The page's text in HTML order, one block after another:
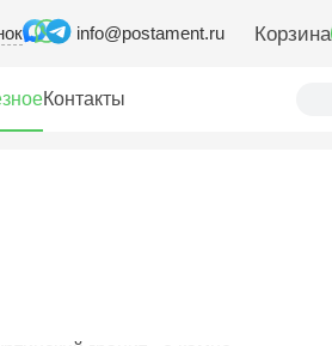
info@postament.ru Корзина
Контакты